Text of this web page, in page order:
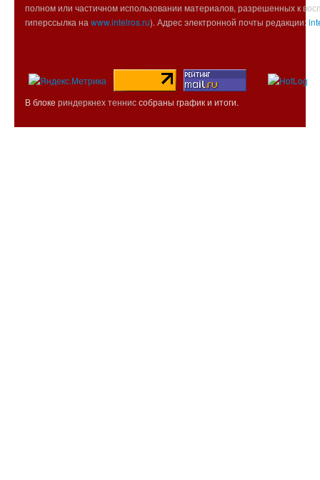
полном или частичном использовании материалов, разрешенных к
гиперссылка на www.intelros.ru). Адрес электронной почты редакции:
В блоке риндеркнех тенниссобраны график и итоги.